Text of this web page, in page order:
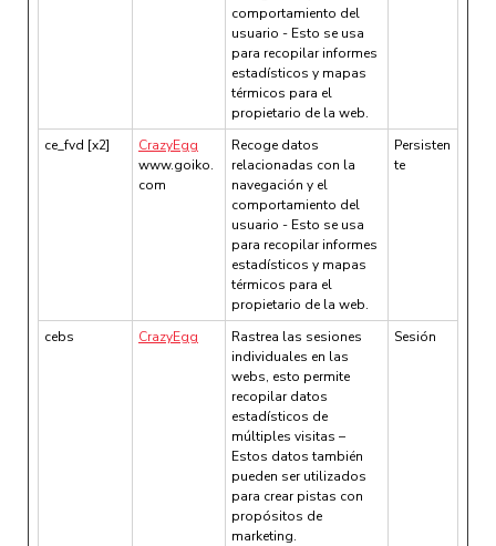
comportamiento del
usuario - Esto se usa
para recopilar informes
estadísticos y mapas
térmicos para el
propietario de la web.
ce_fvd [x2]
CrazyEgg
www.goiko.
com
Recoge datos
relacionadas con la
navegación y el
comportamiento del
usuario - Esto se usa
para recopilar informes
estadísticos y mapas
térmicos para el
propietario de la web.
Persisten
te
cebs CrazyEgg
Rastrea las sesiones
individuales en las
webs, esto permite
recopilar datos
estadísticos de
múltiples visitas –
Estos datos también
pueden ser utilizados
para crear pistas con
propósitos de
marketing.
Sesión